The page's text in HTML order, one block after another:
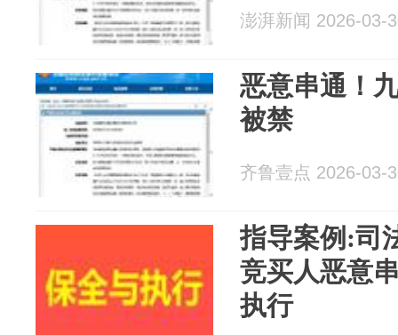
澎湃新闻 2026-03-
恶意串通！
被禁
齐鲁壹点 2026-03-
指导案例:司
竞买人恶意
执行